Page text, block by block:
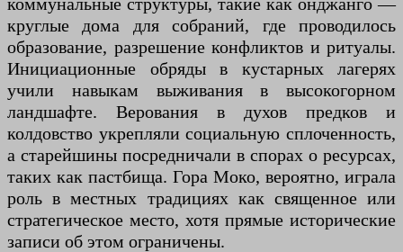
круглые дома для собраний, где проводилось
образование, разрешение конфликтов и ритуалы.
Инициационные обряды в кустарных лагерях
учили навыкам выживания в высокогорном
ландшафте. Верования в духов предков и
колдовство укрепляли социальную сплоченность,
а старейшины посредничали в спорах о ресурсах,
таких как пастбища. Гора Моко, вероятно, играла
роль в местных традициях как священное или
стратегическое место, хотя прямые исторические
записи об этом ограничены.